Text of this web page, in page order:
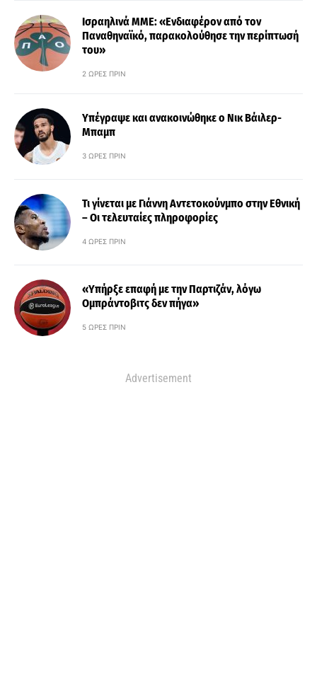
Ισραηλινά ΜΜΕ: «Ενδιαφέρον από τον
Παναθηναϊκό, παρακολούθησε την περίπτωσή
του»
2 ΏΡΕΣ ΠΡΙΝ
Υπέγραψε και ανακοινώθηκε ο Νικ Βάιλερ-
Μπαμπ
3 ΏΡΕΣ ΠΡΙΝ
Τι γίνεται με Γιάννη Αντετοκούνμπο στην Εθνική
– Οι τελευταίες πληροφορίες
4 ΏΡΕΣ ΠΡΙΝ
«Υπήρξε επαφή με την Παρτιζάν, λόγω
Ομπράντοβιτς δεν πήγα»
5 ΏΡΕΣ ΠΡΙΝ
Advertisement